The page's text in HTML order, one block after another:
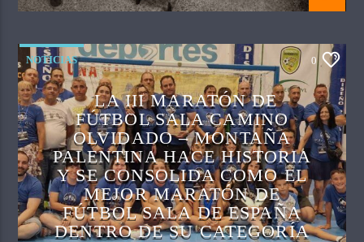
NOTICIAS 0
LA III MARATÓN DE
FÚTBOL SALA CAMINO
OLVIDADO – MONTAÑA
PALENTINA HACE HISTORIA
Y SE CONSOLIDA COMO EL
MEJOR MARATÓN DE
FÚTBOL SALA DE ESPAÑA
DENTRO DE SU CATEGORÍA